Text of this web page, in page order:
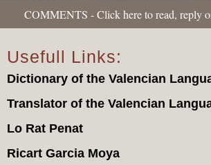
COMMENTS - Click here to read, reply
Usefull Links:
Dictionary of the Valencian
Translator of the Valencian
Lo Rat Penat
Ricart Garcia Moya